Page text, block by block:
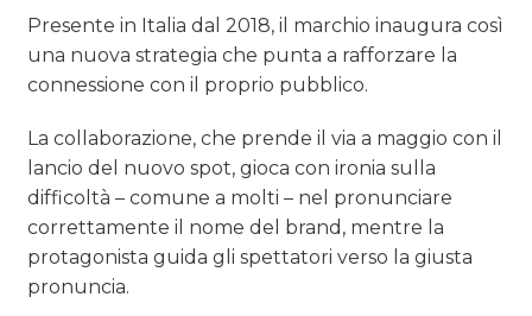
Presente in Italia dal 2018, il marchio inaugura così
una nuova strategia che punta a rafforzare la
connessione con il proprio pubblico.
La collaborazione, che prende il via a maggio con il
lancio del nuovo spot, gioca con ironia sulla
difficoltà – comune a molti – nel pronunciare
correttamente il nome del brand, mentre la
protagonista guida gli spettatori verso la giusta
pronuncia.